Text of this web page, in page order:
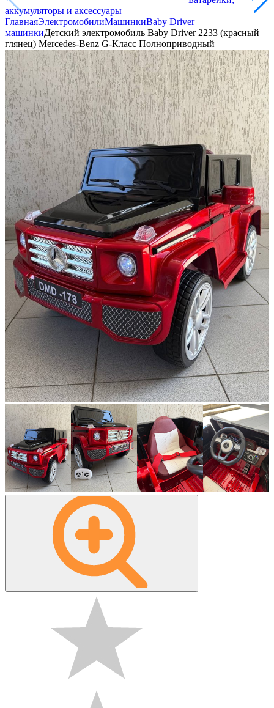
аккумуляторы и аксессуары
ГлавнаяЭлектромобилиМашинкиBaby Driver
машинкиДетский электромобиль Baby Driver 2233 (красный
глянец) Mercedes-Benz G-Класс Полноприводный